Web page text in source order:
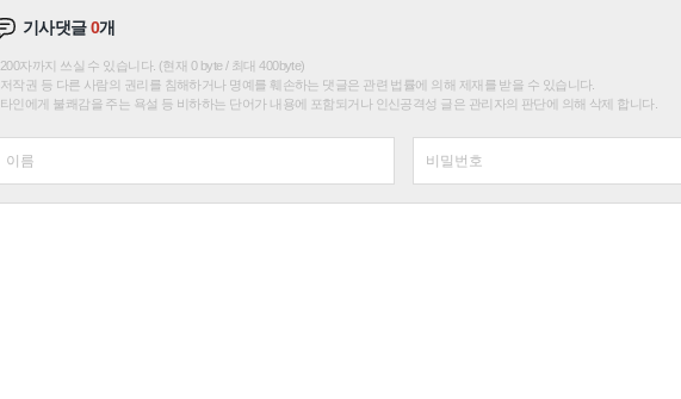
기사댓글0개
200자까지 쓰실 수 있습니다. (현재 0 byte / 최대 400byte)
저작권 등 다른 사람의 권리를 침해하거나 명예를 훼손하는 댓글은 관련 법률에 의해 제재를 받을 수 있습니다.
타인에게 불쾌감을 주는 욕설 등 비하하는 단어가 내용에 포함되거나 인신공격성 글은 관리자의 판단에 의해 삭제 합니다.